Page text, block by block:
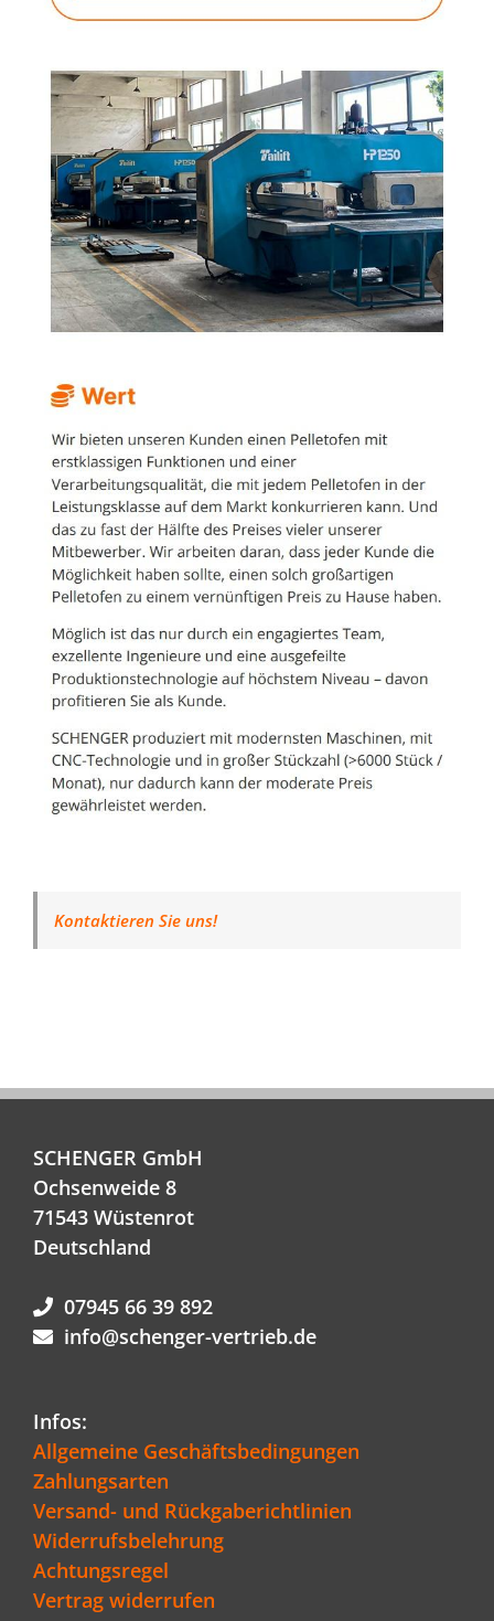
Kontaktieren Sie uns!
SCHENGER GmbH
Ochsenweide 8
71543 Wüstenrot
Deutschland
07945 66 39 892
info@schenger-vertrieb.de
Infos:
Allgemeine Geschäftsbedingungen
Zahlungsarten
Versand- und Rückgaberichtlinien
Widerrufsbelehrung
Achtungsregel
Vertrag widerrufen